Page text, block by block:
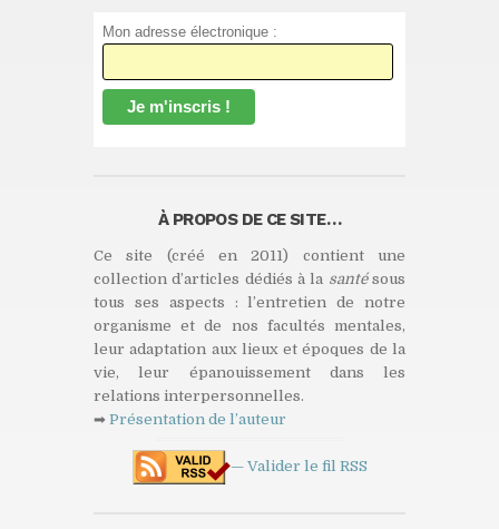
Mon adresse électronique :
À PROPOS DE CE SITE…
Ce site (créé en 2011) contient une
collection d’articles dédiés à la santésous
tous ses aspects : l’entretien de notre
organisme et de nos facultés mentales,
leur adaptation aux lieux et époques de la
vie, leur épanouissement dans les
relations interpersonnelles.
➡ Présentation de l’auteur
— Valider le fil RSS